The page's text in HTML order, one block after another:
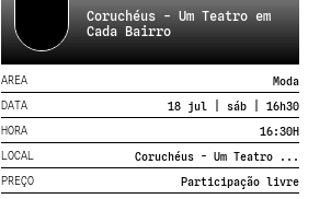
Coruchéus - Um Teatro em
Cada Bairro
AREA
Moda
DATA
18 jul | sáb | 16h30
HORA
16:30H
LOCAL
Coruchéus - Um Teatro ...
PREÇO
Participação livre